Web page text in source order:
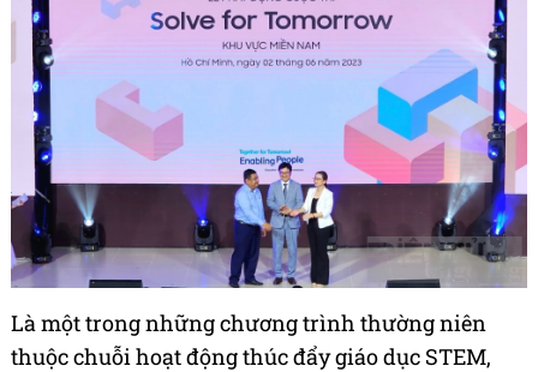
Là một trong những chương trình thường niên
thuộc chuỗi hoạt động thúc đẩy giáo dục STEM,